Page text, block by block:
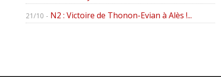
21/10 - N2 : Victoire de Thonon-Evian à Alès !...